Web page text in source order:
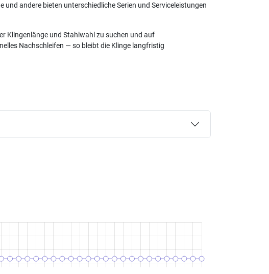
andere bieten unterschiedliche Serien und Serviceleistungen
Klingenlänge und Stahlwahl zu suchen und auf
Nachschleifen — so bleibt die Klinge langfristig